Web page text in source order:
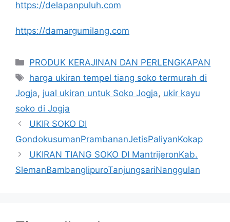
https://delapanpuluh.com
https://damargumilang.com
Kategori
PRODUK KERAJINAN DAN PERLENGKAPAN
Tag
harga ukiran tempel tiang soko termurah di
Jogja, jual ukiran untuk Soko Jogja, ukir kayu
soko di Jogja
UKIR SOKO DI
GondokusumanPrambananJetisPaliyanKokap
UKIRAN TIANG SOKO DI MantrijeronKab.
SlemanBambanglipuroTanjungsariNanggulan